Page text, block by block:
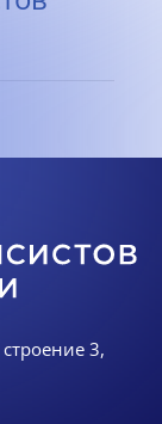
3,